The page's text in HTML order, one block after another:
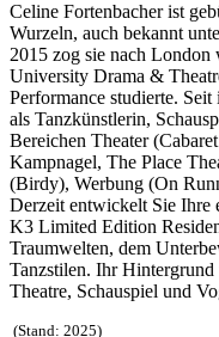
Celine Fortenbacher ist
Wurzeln, auch bekannt
2015 zog sie nach London
University Drama &
Performance studierte.
als Tanzkünstlerin,
Bereichen Theater
Kampnagel, The Place
(Birdy), Werbung (On
Derzeit entwickelt Sie Ihre
K3 Limited Edition
Traumwelten, dem
Tanzstilen. Ihr Hintergrund
Theatre, Schauspiel und
(Stand: 2025)